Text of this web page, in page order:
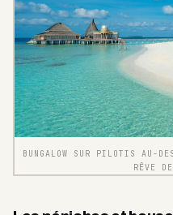
BUNGALOW SUR PILOTIS AU-
RÊVE